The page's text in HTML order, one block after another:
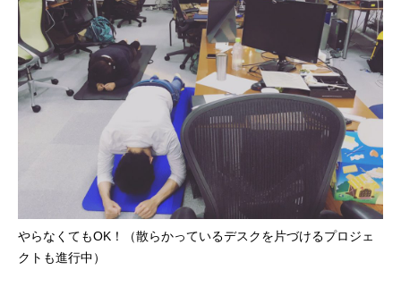
やらなくてもOK！（散らかっているデスクを片づけるプロジェ
クトも進行中）